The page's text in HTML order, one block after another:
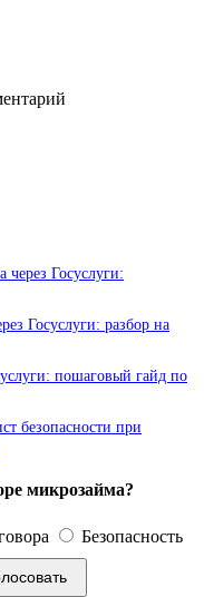
через Госуслуги:
Госуслуги: разбор на
пошаговый гайд по
безопасности при
микрозайма?
Безопасность